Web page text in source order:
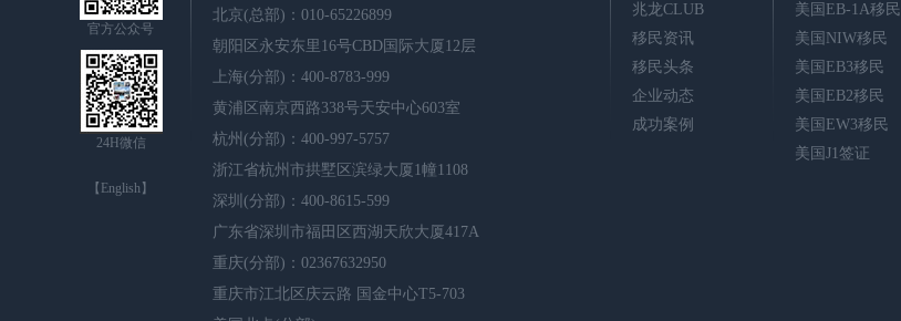
官方公众号
24H微信
【English】
北京(总部)：010-65226899
朝阳区永安东里16号CBD国际大厦12层
上海(分部)：400-8783-999
黄浦区南京西路338号天安中心603室
杭州(分部)：400-997-5757
浙江省杭州市拱墅区滨绿大厦1幢1108
深圳(分部)：400-8615-599
广东省深圳市福田区西湖天欣大厦417A
重庆(分部)：02367632950
重庆市江北区庆云路 国金中心T5-703
兆龙CLUB
移民资讯
移民头条
企业动态
成功案例
美国EB-1A移民
美国NIW移民
美国EB3移民
美国EB2移民
美国EW3移民
美国J1签证